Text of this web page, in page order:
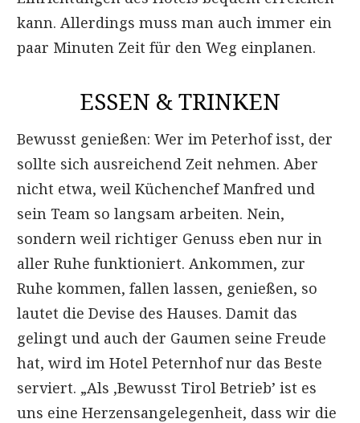
kann. Allerdings muss man auch immer ein
paar Minuten Zeit für den Weg einplanen.
ESSEN & TRINKEN
Bewusst genießen: Wer im Peterhof isst, der
sollte sich ausreichend Zeit nehmen. Aber
nicht etwa, weil Küchenchef Manfred und
sein Team so langsam arbeiten. Nein,
sondern weil richtiger Genuss eben nur in
aller Ruhe funktioniert. Ankommen, zur
Ruhe kommen, fallen lassen, genießen, so
lautet die Devise des Hauses. Damit das
gelingt und auch der Gaumen seine Freude
hat, wird im Hotel Peternhof nur das Beste
serviert. „Als ‚Bewusst Tirol Betrieb’ ist es
uns eine Herzensangelegenheit, dass wir die